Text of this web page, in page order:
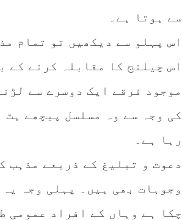
سے ہوتا ہے۔
اس پہلو سے دیکھیں تو تمام
اس چیلنج کا مقابلہ کرنے کے
موجود فرقے ایک دوسرے سے
کی وجہ سے وہ مسلسل پیچھے
رہا ہے۔
دعوت و تبلیغ کے ذریعے مذہب
وجوہات بھی ہیں۔ پہلی وجہ
چکا ہے وہاں کے افراد عمومی